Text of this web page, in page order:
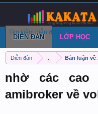
Diễn đàn Bàn luận về
nhờ các
amibroker về
DIỄN ĐÀN
Tìm kiếm diễn đàn Bài viết
LỚP HỌC